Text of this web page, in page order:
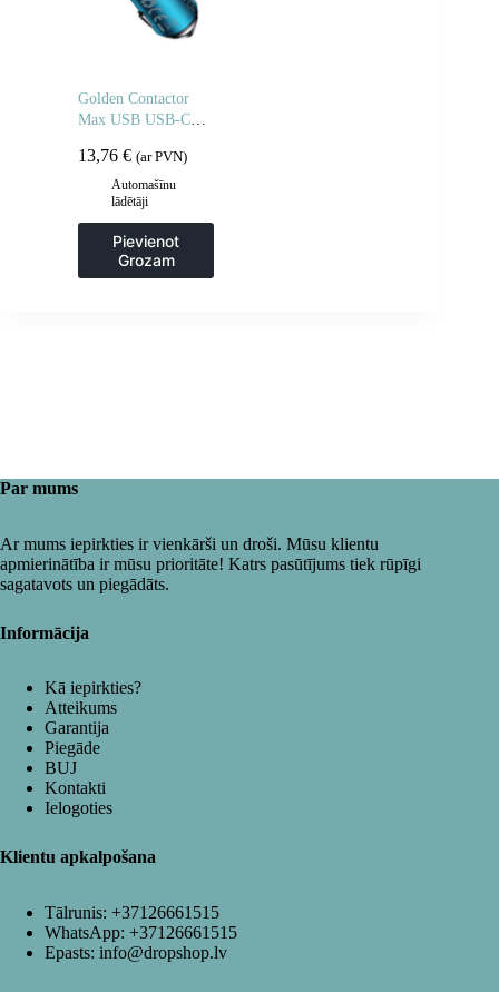
Golden Contactor
Max USB USB-C
automašīnas lādētājs,
13,76 € (ar PVN)
Automašīnu
lādētāji
Pievienot
Grozam
Par mums
Ar mums iepirkties ir vienkārši un droši. Mūsu klientu
apmierinātība ir mūsu prioritāte! Katrs pasūtījums tiek rūpīgi
sagatavots un piegādāts.
Informācija
Kā iepirkties?
Atteikums
Garantija
Piegāde
BUJ
Kontakti
Ielogoties
Klientu apkalpošana
Tālrunis: +37126661515
WhatsApp: +37126661515
Epasts: info@dropshop.lv